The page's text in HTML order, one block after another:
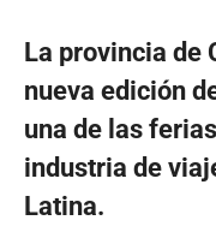
La provincia de
nueva edición
una de las
industria de
Latina.